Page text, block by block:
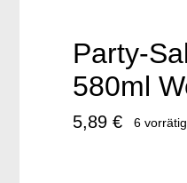
Party-
580ml
5,89€ 6 vorrätig